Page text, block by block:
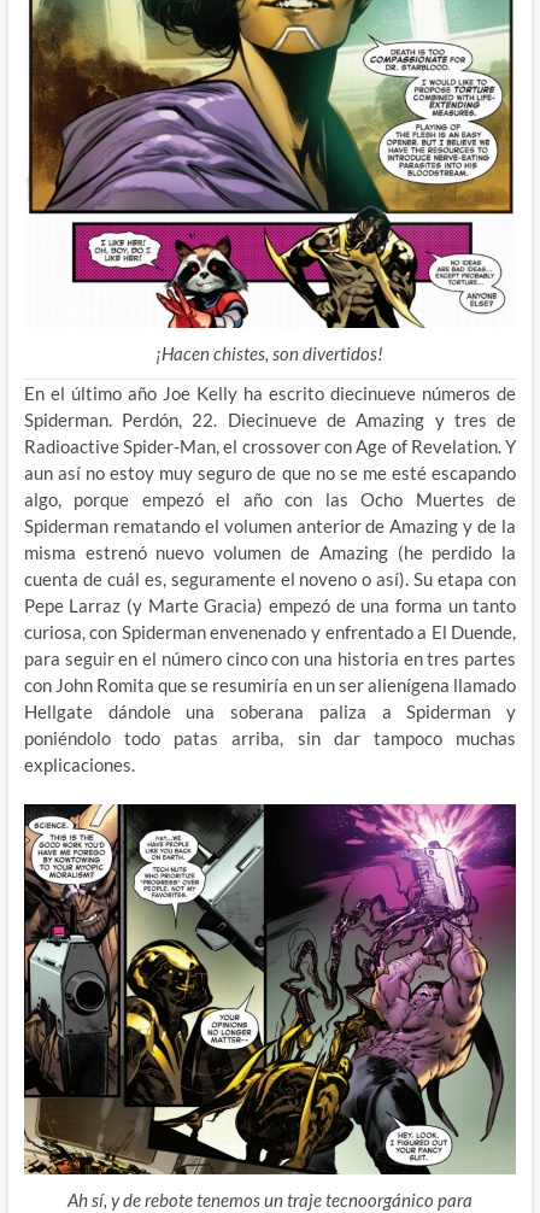
¡Hacen chistes, son divertidos!
En el último año Joe Kelly ha escrito diecinueve números de
Spiderman. Perdón, 22. Diecinueve de Amazing y tres de
Radioactive Spider-Man, el crossover con Age of Revelation. Y
aun así no estoy muy seguro de que no se me esté escapando
algo, porque empezó el año con las Ocho Muertes de
Spiderman rematando el volumen anterior de Amazing y de la
misma estrenó nuevo volumen de Amazing (he perdido la
cuenta de cuál es, seguramente el noveno o así). Su etapa con
Pepe Larraz (y Marte Gracia) empezó de una forma un tanto
curiosa, con Spiderman envenenado y enfrentado a El Duende,
para seguir en el número cinco con una historia en tres partes
con John Romita que se resumiría en un ser alienígena llamado
Hellgate dándole una soberana paliza a Spiderman y
poniéndolo todo patas arriba, sin dar tampoco muchas
explicaciones.
Ah sí, y de rebote tenemos un traje tecnoorgánico para